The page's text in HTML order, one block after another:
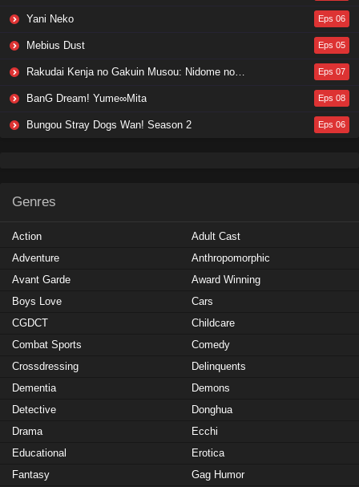
Yani Neko Eps 06
Mebius Dust Eps 05
Rakudai Kenja no Gakuin Musou: Nidome no Tensei, S-Rank Cheat Majutsushi Boukenroku Eps 07
BanG Dream! Yume∞Mita Eps 08
Bungou Stray Dogs Wan! Season 2 Eps 06
Genres
Action
Adult Cast
Adventure
Anthropomorphic
Avant Garde
Award Winning
Boys Love
Cars
CGDCT
Childcare
Combat Sports
Comedy
Crossdressing
Delinquents
Dementia
Demons
Detective
Donghua
Drama
Ecchi
Educational
Erotica
Fantasy
Gag Humor